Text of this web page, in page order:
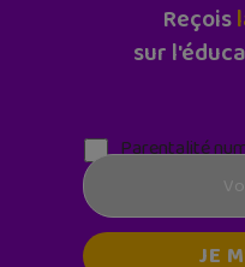
Reçois
sur
Parentalité